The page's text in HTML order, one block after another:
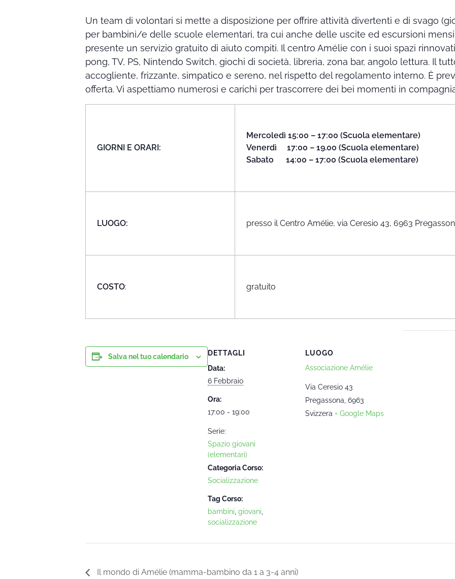
Un team di volontari si mette a disposizione per offrire attività divertenti e di svago
per bambini/e delle scuole elementari, tra cui anche delle uscite ed escursioni
presente un servizio gratuito di aiuto compiti. Il centro Amélie con i suoi spazi
pong, TV, PS, Nintendo Switch, giochi di società, libreria, zona bar, angolo lettura. Il
accogliente, frizzante, simpatico e sereno, nel rispetto del regolamento interno. È
offerta. Vi aspettiamo numerosi e carichi per trascorrere dei bei momenti in
GIORNI E ORARI:
Mercoledì 15:00 – 17:00 (Scuola elementare)
Venerdì 17:00 – 19.00 (Scuola elementare)
Sabato 14:00 – 17:00 (Scuola elementare)
LUOGO: presso il Centro Amélie, via Ceresio 43, 6963
COSTO: gratuito
Salva nel tuo calendario
DETTAGLI
Data:
6 Febbraio
Ora:
17:00 - 19:00
Serie:
Spazio giovani
(elementari)
Categoria Corso:
Socializzazione
Tag Corso:
bambini giovani
socializzazione
LUOGO
Associazione Amélie
Via Ceresio 43
Pregassona 6963
Svizzera + Google Maps
Il mondo di Amélie (mamma-bambino da 1 a 3-4 anni)